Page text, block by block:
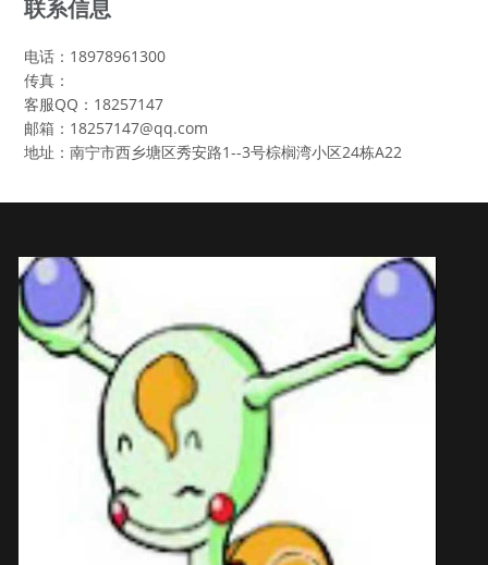
联系信息
电话：18978961300
传真：
客服QQ：18257147
邮箱：18257147@qq.com
地址：南宁市西乡塘区秀安路1--3号棕榈湾小区24栋A22